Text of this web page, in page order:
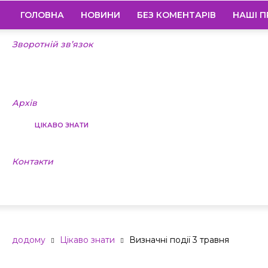
ГОЛОВНА НОВИНИ БЕЗ КОМЕНТАРІВ НАШІ
Зворотній зв’язок
Архів
Контакти
додому Цікаво знати Визначні події 3 травня
ЦІКАВО ЗНАТИ